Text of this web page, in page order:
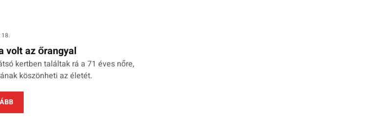
18.
volt az őrangyal
kertben találtak rá a 71 éves nőre,
köszönheti az életét.